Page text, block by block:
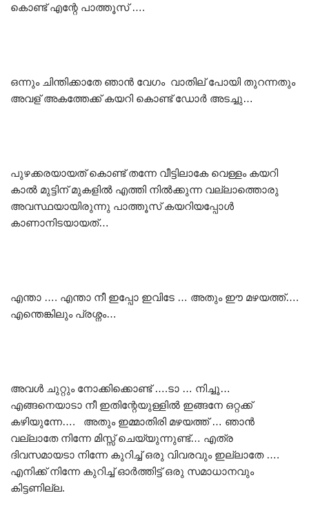
കൊണ്ട് എന്റേ പാത്തൂസ് ….
ഒന്നും ചിന്തിക്കാതേ ഞാൻ വേഗം വാതില് പോയി തുറന്നതും
അവള് അകത്തേക്ക് കയറി കൊണ്ട് ഡോർ അടച്ചു…
പുഴക്കരയായത് കൊണ്ട് തന്നേ വീട്ടിലാകേ വെള്ളം കയറി
കാൽ മുട്ടിന് മുകളിൽ എത്തി നിൽക്കുന്ന വല്ലാത്തൊരു
അവസ്ഥയായിരുന്നു പാത്തൂസ് കയറിയപ്പോൾ
കാണാനിടയായത്…
എന്താ …. എന്താ നീ ഇപ്പോ ഇവിടേ … അതും ഈ മഴയത്ത്….
എന്തെങ്കിലും പ്രശ്നം…
അവൾ ചുറ്റും നോക്കിക്കൊണ്ട് ….ടാ … നിച്ചൂ…
എങ്ങനെയാടാ നീ ഇതിന്റേയുള്ളിൽ ഇങ്ങനേ ഒറ്റക്ക്
കഴിയുന്നേ…. അതും ഇമ്മാതിരി മഴയത്ത് … ഞാൻ
വല്ലാതേ നിന്നേ മിസ്സ് ചെയ്യുന്നുണ്ട്… എത്ര
ദിവസമായടാ നിന്നേ കുറിച്ച് ഒരു വിവരവും ഇല്ലാതേ ….
എനിക്ക് നിന്നേ കുറിച്ച് ഓർത്തിട്ട് ഒരു സമാധാനവും
കിട്ടണില്ല.